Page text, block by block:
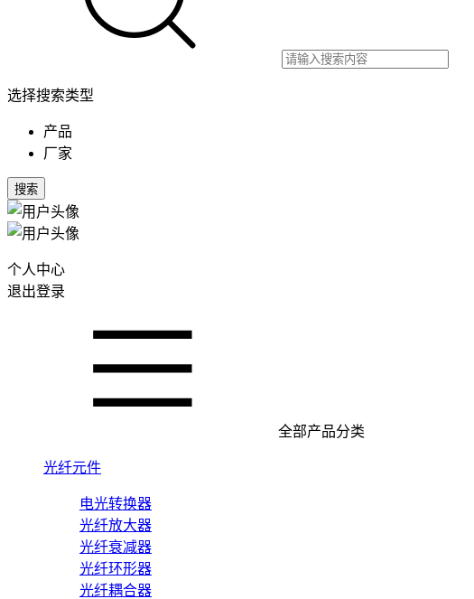
选择搜索类型
产品
厂家
搜索
个人中心
退出登录
全部产品分类
光纤元件
电光转换器
光纤放大器
光纤衰减器
光纤环形器
光纤耦合器